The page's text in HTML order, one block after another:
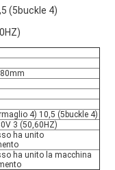
(5buckle 4)
4) 10,5 (5buckle 4)
3 (50,60HZ)
ha unito
ha unito la macchina